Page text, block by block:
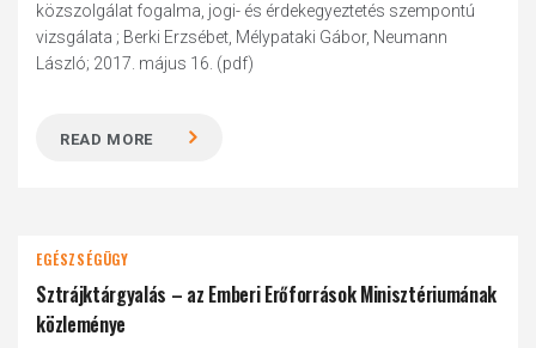
közszolgálat fogalma, jogi- és érdekegyeztetés szempontú
vizsgálata ; Berki Erzsébet, Mélypataki Gábor, Neumann
László; 2017. május 16. (pdf)
READ MORE
EGÉSZSÉGÜGY
Sztrájktárgyalás – az Emberi Erőforrások Minisztériumának
közleménye